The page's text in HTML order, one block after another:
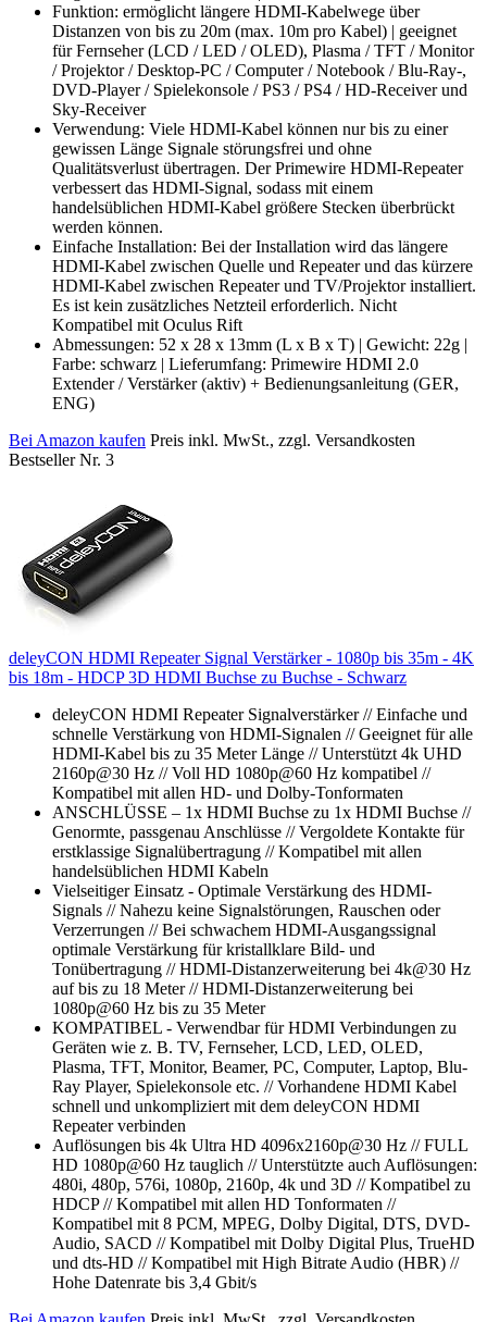
Funktion: ermöglicht längere HDMI-Kabelwege über
Distanzen von bis zu 20m (max. 10m pro Kabel) | geeignet
für Fernseher (LCD / LED / OLED), Plasma / TFT / Monitor
/ Projektor / Desktop-PC / Computer / Notebook / Blu-Ray-,
DVD-Player / Spielekonsole / PS3 / PS4 / HD-Receiver und
Sky-Receiver
Verwendung: Viele HDMI-Kabel können nur bis zu einer
gewissen Länge Signale störungsfrei und ohne
Qualitätsverlust übertragen. Der Primewire HDMI-Repeater
verbessert das HDMI-Signal, sodass mit einem
handelsüblichen HDMI-Kabel größere Stecken überbrückt
werden können.
Einfache Installation: Bei der Installation wird das längere
HDMI-Kabel zwischen Quelle und Repeater und das kürzere
HDMI-Kabel zwischen Repeater und TV/Projektor installiert.
Es ist kein zusätzliches Netzteil erforderlich. Nicht
Kompatibel mit Oculus Rift
Abmessungen: 52 x 28 x 13mm (L x B x T) | Gewicht: 22g |
Farbe: schwarz | Lieferumfang: Primewire HDMI 2.0
Extender / Verstärker (aktiv) + Bedienungsanleitung (GER,
ENG)
Bei Amazon kaufen Preis inkl. MwSt., zzgl. Versandkosten
Bestseller Nr. 3
deleyCON HDMI Repeater Signal Verstärker - 1080p bis 35m - 4K
bis 18m - HDCP 3D HDMI Buchse zu Buchse - Schwarz
deleyCON HDMI Repeater Signalverstärker // Einfache und
schnelle Verstärkung von HDMI-Signalen // Geeignet für alle
HDMI-Kabel bis zu 35 Meter Länge // Unterstützt 4k UHD
2160p@30 Hz // Voll HD 1080p@60 Hz kompatibel //
Kompatibel mit allen HD- und Dolby-Tonformaten
ANSCHLÜSSE – 1x HDMI Buchse zu 1x HDMI Buchse //
Genormte, passgenau Anschlüsse // Vergoldete Kontakte für
erstklassige Signalübertragung // Kompatibel mit allen
handelsüblichen HDMI Kabeln
Vielseitiger Einsatz - Optimale Verstärkung des HDMI-
Signals // Nahezu keine Signalstörungen, Rauschen oder
Verzerrungen // Bei schwachem HDMI-Ausgangssignal
optimale Verstärkung für kristallklare Bild- und
Tonübertragung // HDMI-Distanzerweiterung bei 4k@30 Hz
auf bis zu 18 Meter // HDMI-Distanzerweiterung bei
1080p@60 Hz bis zu 35 Meter
KOMPATIBEL - Verwendbar für HDMI Verbindungen zu
Geräten wie z. B. TV, Fernseher, LCD, LED, OLED,
Plasma, TFT, Monitor, Beamer, PC, Computer, Laptop, Blu-
Ray Player, Spielekonsole etc. // Vorhandene HDMI Kabel
schnell und unkompliziert mit dem deleyCON HDMI
Repeater verbinden
Auflösungen bis 4k Ultra HD 4096x2160p@30 Hz // FULL
HD 1080p@60 Hz tauglich // Unterstützte auch Auflösungen:
480i, 480p, 576i, 1080p, 2160p, 4k und 3D // Kompatibel zu
HDCP // Kompatibel mit allen HD Tonformaten //
Kompatibel mit 8 PCM, MPEG, Dolby Digital, DTS, DVD-
Audio, SACD // Kompatibel mit Dolby Digital Plus, TrueHD
und dts-HD // Kompatibel mit High Bitrate Audio (HBR) //
Hohe Datenrate bis 3,4 Gbit/s